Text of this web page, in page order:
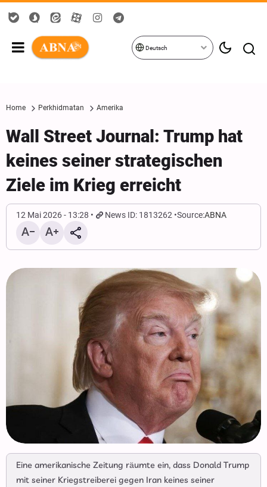
Deutsch
Home Perkhidmatan Amerika
Wall Street Journal: Trump hat
keines seiner strategischen
Ziele im Krieg erreicht
12 Mai 2026 - 13:28 News ID: 1813262 Source:ABNA
Eine amerikanische Zeitung räumte ein, dass Donald Trump
mit seiner Kriegstreiberei gegen Iran keines seiner